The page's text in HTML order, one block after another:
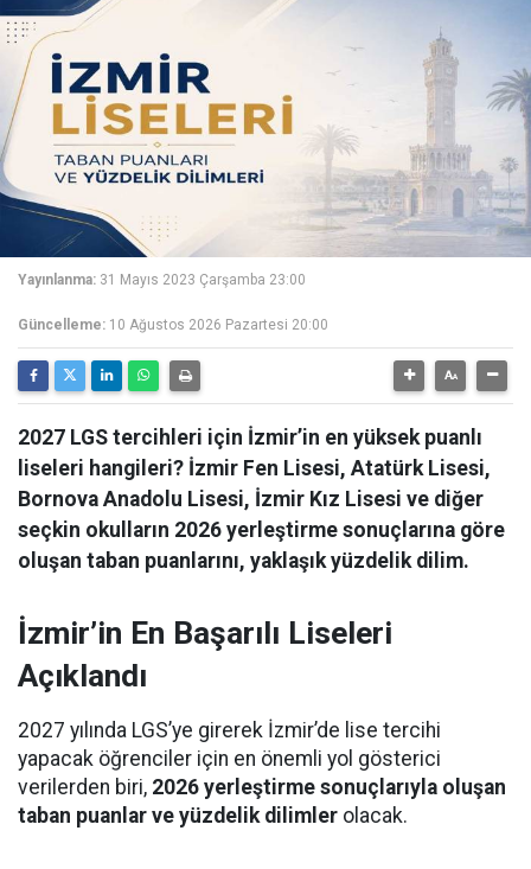
Yayınlanma: 31 Mayıs 2023 Çarşamba 23:00
Güncelleme: 10 Ağustos 2026 Pazartesi 20:00
2027 LGS tercihleri için İzmir’in en yüksek puanlı
liseleri hangileri? İzmir Fen Lisesi, Atatürk Lisesi,
Bornova Anadolu Lisesi, İzmir Kız Lisesi ve diğer
seçkin okulların 2026 yerleştirme sonuçlarına göre
oluşan taban puanlarını, yaklaşık yüzdelik dilim.
İzmir’in En Başarılı Liseleri
Açıklandı
2027 yılında LGS’ye girerek İzmir’de lise tercihi
yapacak öğrenciler için en önemli yol gösterici
verilerden biri, 2026 yerleştirme sonuçlarıyla oluşan
taban puanlar ve yüzdelik dilimler olacak.